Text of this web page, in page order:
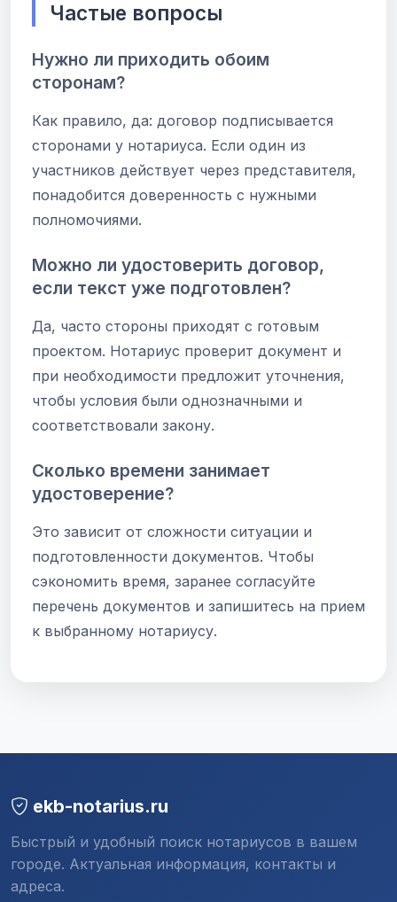
Частые вопросы
Нужно ли приходить обоим
сторонам?
Как правило, да: договор подписывается
сторонами у нотариуса. Если один из
участников действует через представителя,
понадобится доверенность с нужными
полномочиями.
Можно ли удостоверить договор,
если текст уже подготовлен?
Да, часто стороны приходят с готовым
проектом. Нотариус проверит документ и
при необходимости предложит уточнения,
чтобы условия были однозначными и
соответствовали закону.
Сколько времени занимает
удостоверение?
Это зависит от сложности ситуации и
подготовленности документов. Чтобы
сэкономить время, заранее согласуйте
перечень документов и запишитесь на прием
к выбранному нотариусу.
ekb-notarius.ru
Быстрый и удобный поиск нотариусов в вашем
городе. Актуальная информация, контакты и
адреса.